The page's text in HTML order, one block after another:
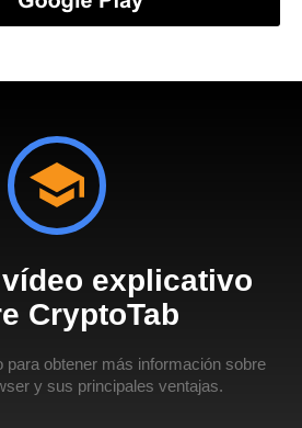
explicativo
CryptoTab
para obtener más información sobre
y sus principales ventajas.